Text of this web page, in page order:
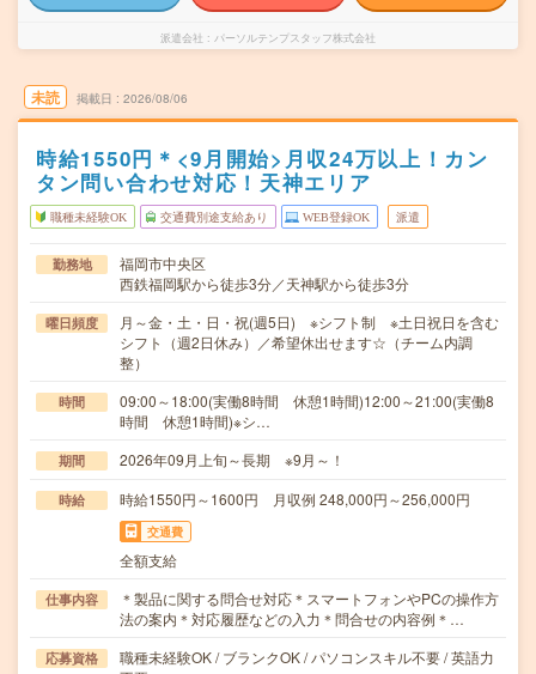
派遣会社 パーソルテンプスタッフ株式会社
未読 掲載日 2026/08/06
時給1550円＊<9月開始>月収24万以上！カン
タン問い合わせ対応！天神エリア
職種未経験OK 交通費別途支給あり WEB登録OK 派遣
勤務地
福岡市中央区
西鉄福岡駅から徒歩3分／天神駅から徒歩3分
曜日頻度
月～金・土・日・祝(週5日) ※シフト制 ※土日祝日を含む
シフト（週2日休み）／希望休出せます☆（チーム内調
整）
時間
09:00～18:00(実働8時間 休憩1時間)12:00～21:00(実働8
時間 休憩1時間)※シ…
期間 2026年09月上旬～長期 ※9月～！
時給 時給1550円～1600円 月収例 248,000円～256,000円
交通費
全額支給
仕事内容
＊製品に関する問合せ対応＊スマートフォンやPCの操作方
法の案内＊対応履歴などの入力＊問合せの内容例＊…
応募資格
職種未経験OK / ブランクOK / パソコンスキル不要 / 英語力